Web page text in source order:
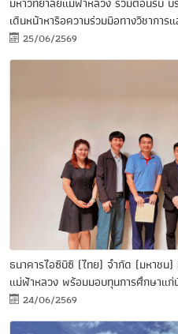
เดินหน้าหารือความร่วมมือทางวิชากา
25/06/2569
ธนาคารไอซีบีซี (ไทย) จำกัด (มหาชน)
แม่ฟ้าหลวง พร้อมมอบทุนการศึกษาแก่
24/06/2569